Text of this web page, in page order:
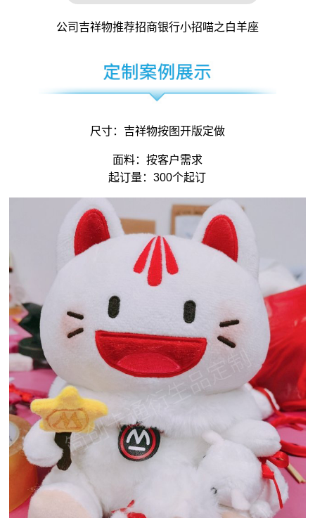
公司吉祥物推荐招商银行小招喵之白羊座
尺寸： 吉祥物按图开版定做
面料：按客户需求
起订量：300个起订